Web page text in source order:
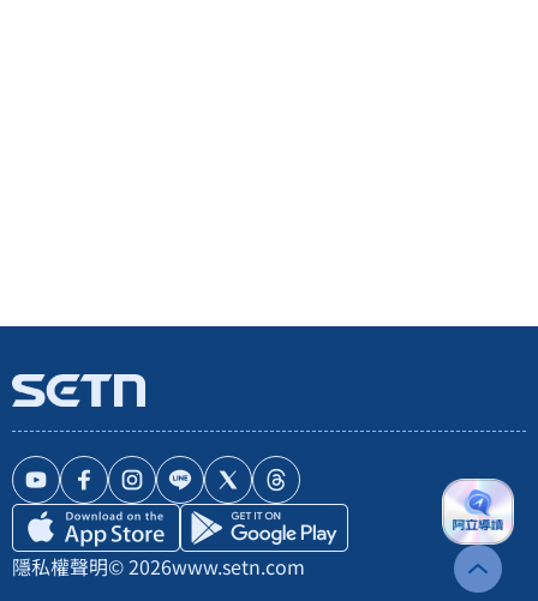
隱私權聲明© 2026www.setn.com